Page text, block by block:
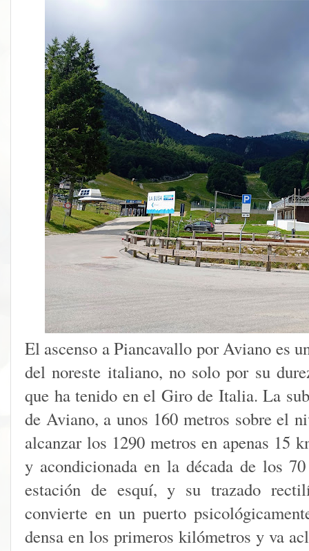
El ascenso a Piancavallo por Aviano es
del noreste italiano, no solo por su
que ha tenido en el Giro de Italia. La
de Aviano, a unos 160 metros sobre el
alcanzar los 1290 metros en apenas 15
y acondicionada en la década de los
estación de esquí, y su trazado
convierte en un puerto
densa en los primeros kilómetros y va